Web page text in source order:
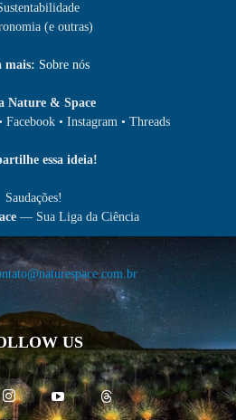
(e outras)
mais: Sobre nós
Nature & Space
Facebook • Instagram • Threads
essa ideia!
Saudações!
— Sua Liga da Ciência
US